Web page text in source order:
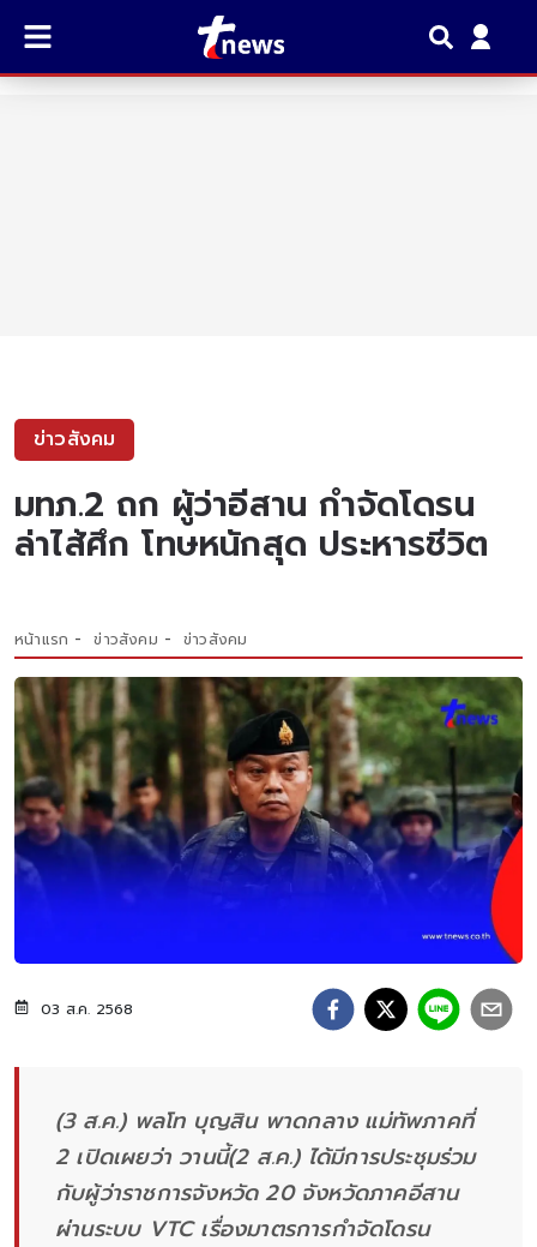
ข่าวสังคม
มทภ.2 ถก ผู้ว่าอีสาน กำจัดโดรน
ล่าไส้ศึก โทษหนักสุด ประหารชีวิต
หน้าแรก ข่าวสังคม ข่าวสังคม
03 ส.ค. 2568
(3 ส.ค.) พลโท บุญสิน พาดกลาง แม่ทัพภาคที่
2 เปิดเผยว่า วานนี้(2 ส.ค.) ได้มีการประชุมร่วม
กับผู้ว่าราชการจังหวัด 20 จังหวัดภาคอีสาน
ผ่านระบบ VTC เรื่องมาตรการกำจัดโดรน